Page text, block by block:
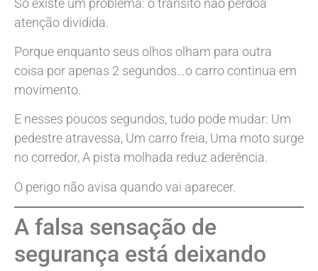
atenção dividida.
Porque enquanto seus olhos olham para outra
coisa por apenas 2 segundos…o carro continua em
movimento.
E nesses poucos segundos, tudo pode mudar: Um
pedestre atravessa, Um carro freia, Uma moto surge
no corredor, A pista molhada reduz aderência.
O perigo não avisa quando vai aparecer.
A falsa sensação de
segurança está deixando